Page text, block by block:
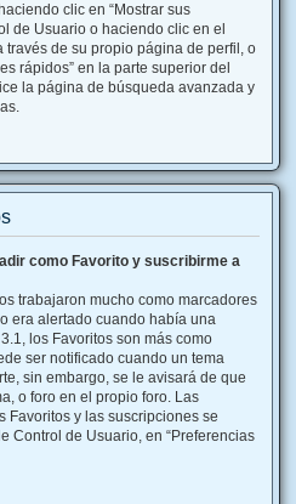
clic en “Mostrar sus
de Usuario o haciendo clic en el
través de su propio página de perfil, o
rápidos” en la parte superior del
la página de búsqueda avanzada y
como Favorito y suscribirme a
trabajaron mucho como marcadores
era alertado cuando había una
los Favoritos son más como
ser notificado cuando un tema
sin embargo, se le avisará de que
o foro en el propio foro. Las
Favoritos y las suscripciones se
Control de Usuario, en “Preferencias